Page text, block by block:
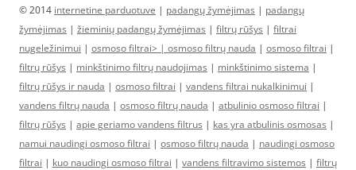
© 2014 internetine parduotuve | padangų žymėjimas | padangų
žymėjimas | žieminių padangų žymėjimas | filtrų rūšys | filtrai
nugeležinimui | osmoso filtrai> | osmoso filtrų nauda | osmoso filtrai |
filtrų rūšys | minkštinimo filtrų naudojimas | minkštinimo sistema |
filtrų rūšys ir nauda | osmoso filtrai | vandens filtrai nukalkinimui |
vandens filtrų nauda | osmoso filtrų nauda | atbulinio osmoso filtrai |
filtrų rūšys | apie geriamo vandens filtrus | kas yra atbulinis osmosas |
namui naudingi osmoso filtrai | osmoso filtrų nauda | naudingi osmoso
filtrai | kuo naudingi osmoso filtrai | vandens filtravimo sistemos | filtrų